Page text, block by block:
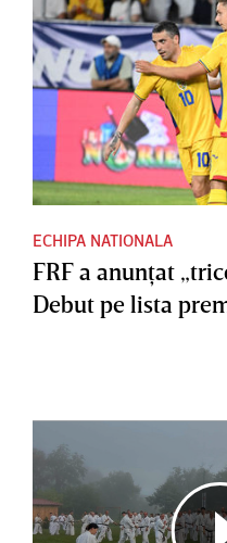
ECHIPA NATIONALA
FRF a anunţat
Debut pe lista